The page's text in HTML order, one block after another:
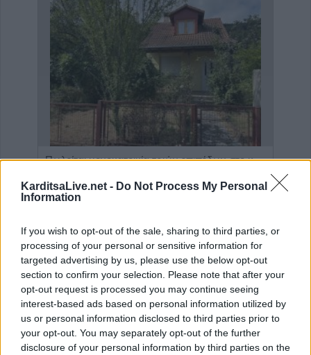
KarditsaLive.net - Do Not Process My Personal
Information
If you wish to opt-out of the sale, sharing to third parties, or
processing of your personal or sensitive information for
targeted advertising by us, please use the below opt-out
section to confirm your selection. Please note that after your
opt-out request is processed you may continue seeing
interest-based ads based on personal information utilized by
us or personal information disclosed to third parties prior to
your opt-out. You may separately opt-out of the further
disclosure of your personal information by third parties on the
Η εταιρεία ΘΑΛΑΣΣΙΟΣ ΚΟΣΜΟΣ Α.Ε.Β.Ε. επιθυμεί να προσλάβει Αποθηκάριο Πωλείται μονοκατοικία τριών επιπέδων στο καταπράσινο Πευκόφυτο Καρδίτσας
ΤΕΛΕΥΤΑΙΑ ΝΕΑ